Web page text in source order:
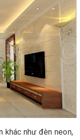
khác như đèn neon,